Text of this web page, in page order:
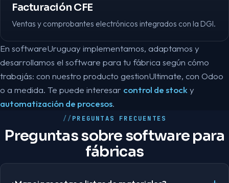
Facturación CFE
Ventas y comprobantes electrónicos integrados con la DGI.
En softwareUruguay implementamos, adaptamos y
desarrollamos el software para tu fábrica según cómo
trabajás: con nuestro producto gestionUltimate, con Odoo
o a medida. Te puede interesar control de stock y
automatización de procesos.
PREGUNTAS FRECUENTES
Preguntas sobre software para
fábricas